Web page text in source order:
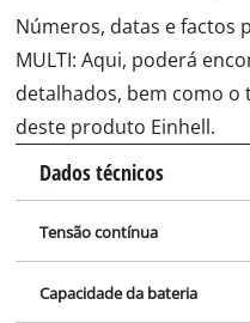
Números, datas e factos
MULTI: Aqui, poderá
detalhados, bem como o
deste produto Einhell.
Dados técnicos
Tensão contínua
Capacidade da bateria